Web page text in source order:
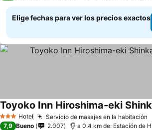
Elige fechas para ver los precios exactos
3 Estrellas
Hotel Servicio de masajes en la habitación
Toyoko Inn Hiroshima-eki
7,9 Bueno 2.007 a 0.4 km de: Estación de